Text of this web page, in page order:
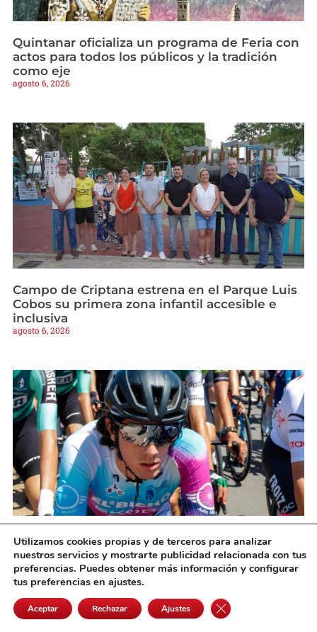
Quintanar oficializa un programa de Feria con
actos para todos los públicos y la tradición
como eje
agosto 6, 2026
Campo de Criptana estrena en el Parque Luis
Cobos su primera zona infantil accesible e
inclusiva
agosto 6, 2026
Rubén y Mario García Galán afrontan la Vuelta
a Castilla-La Mancha Leader en forma
agosto 6, 2026
Utilizamos cookies propias y de terceros para analizar
nuestros servicios y mostrarte publicidad relacionada con tus
preferencias. Puedes obtener más información y configurar
tus preferencias en ajustes.
Aceptar Rechazar Ajustes Cerrar el banner de